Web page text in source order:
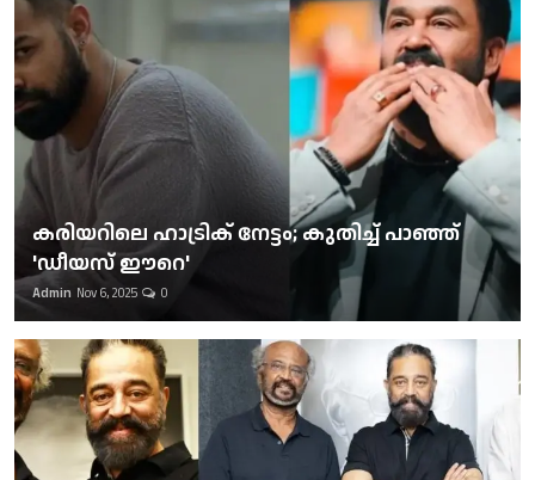
കരിയറിലെ ഹാട്രിക് നേട്ടം; കുതിച്ച് പാഞ്ഞ്
'ഡീയസ് ഈറെ'
Admin Nov 6, 2025 0